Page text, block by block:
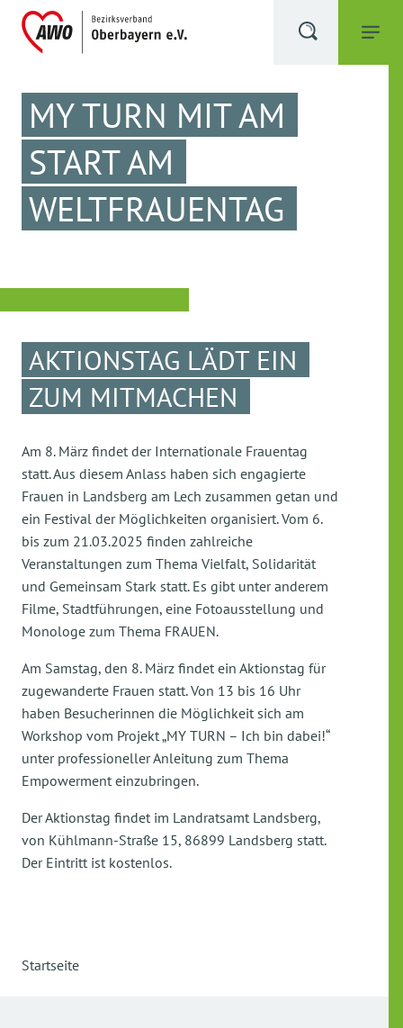
MY TURN MIT AM
START AM
WELTFRAUENTAG
AKTIONSTAG LÄDT EIN
ZUM MITMACHEN
Am 8. März findet der Internationale Frauentag
statt. Aus diesem Anlass haben sich engagierte
Frauen in Landsberg am Lech zusammen getan und
ein Festival der Möglichkeiten organisiert. Vom 6.
bis zum 21.03.2025 finden zahlreiche
Veranstaltungen zum Thema Vielfalt, Solidarität
und Gemeinsam Stark statt. Es gibt unter anderem
Filme, Stadtführungen, eine Fotoausstellung und
Monologe zum Thema FRAUEN.
Am Samstag, den 8. März findet ein Aktionstag für
zugewanderte Frauen statt. Von 13 bis 16 Uhr
haben Besucherinnen die Möglichkeit sich am
Workshop vom Projekt „MY TURN – Ich bin dabei!“
unter professioneller Anleitung zum Thema
Empowerment einzubringen.
Der Aktionstag findet im Landratsamt Landsberg,
von Kühlmann-Straße 15, 86899 Landsberg statt.
Der Eintritt ist kostenlos.
Startseite